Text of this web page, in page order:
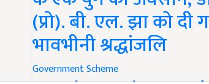
(प्रो). बी. एल. झा को दी
भावभीनी श्रद्धांजलि
Government Scheme